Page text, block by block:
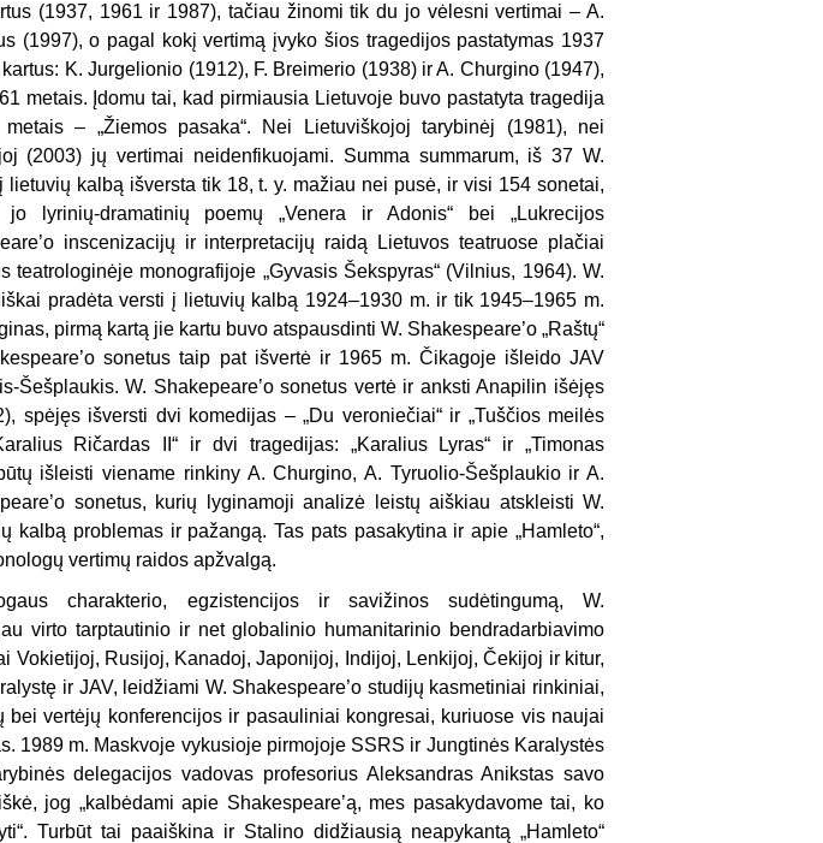
(1937, 1961 ir 1987), tačiau žinomi tik du jo vėlesni vertimai – A.
(1997), o pagal kokį vertimą įvyko šios tragedijos pastatymas 1937
K. Jurgelionio (1912), F. Breimerio (1938) ir A. Churgino (1947),
metais. Įdomu tai, kad pirmiausia Lietuvoje buvo pastatyta tragedija
– „Žiemos pasaka“. Nei Lietuviškojoj tarybinėj (1981), nei
(2003) jų vertimai neidenfikuojami. Summa summarum, iš 37 W.
lietuvių kalbą išversta tik 18, t. y. mažiau nei pusė, ir visi 154 sonetai,
lyrinių-dramatinių poemų „Venera ir Adonis“ bei „Lukrecijos
inscenizacijų ir interpretacijų raidą Lietuvos teatruose plačiai
teatrologinėje monografijoje „Gyvasis Šekspyras“ (Vilnius, 1964). W.
pradėta versti į lietuvių kalbą 1924–1930 m. ir tik 1945–1965 m.
pirmą kartą jie kartu buvo atspausdinti W. Shakespeare’o „Raštų“
sonetus taip pat išvertė ir 1965 m. Čikagoje išleido JAV
Šešplaukis. W. Shakepeare’o sonetus vertė ir anksti Anapilin išėjęs
spėjęs išversti dvi komedijas – „Du veroniečiai“ ir „Tuščios meilės
Ričardas II“ ir dvi tragedijas: „Karalius Lyras“ ir „Timonas
išleisti viename rinkiny A. Churgino, A. Tyruolio-Šešplaukio ir A.
sonetus, kurių lyginamoji analizė leistų aiškiau atskleisti W.
kalbą problemas ir pažangą. Tas pats pasakytina ir apie „Hamleto“,
vertimų raidos apžvalgą.
charakterio, egzistencijos ir savižinos sudėtingumą, W.
virto tarptautinio ir net globalinio humanitarinio bendradarbiavimo
Vokietijoj, Rusijoj, Kanadoj, Japonijoj, Indijoj, Lenkijoj, Čekijoj ir kitur,
ir JAV, leidžiami W. Shakespeare’o studijų kasmetiniai rinkiniai,
bei vertėjų konferencijos ir pasauliniai kongresai, kuriuose vis naujai
1989 m. Maskvoje vykusioje pirmojoje SSRS ir Jungtinės Karalystės
delegacijos vadovas profesorius Aleksandras Anikstas savo
jog „kalbėdami apie Shakespeare’ą, mes pasakydavome tai, ko
Turbūt tai paaiškina ir Stalino didžiausią neapykantą „Hamleto“